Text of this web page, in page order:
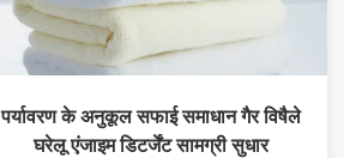
पर्यावरण के अनुकूल सफाई समाधान गैर विषैले
घरेलू एंजाइम डिटर्जेंट सामग्री सुधार